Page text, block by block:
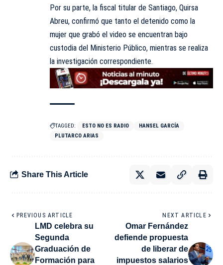
Por su parte, la fiscal titular de Santiago, Quirsa
Abreu, confirmó que tanto el detenido como la
mujer que grabó el video se encuentran bajo
custodia del Ministerio Público, mientras se realiza
la investigación correspondiente.
TAGGED: ESTO NO ES RADIO
HANSEL GARCÍA
PLUTARCO ARIAS
Share This Article
PREVIOUS ARTICLE
LMD celebra su
Segunda
Graduación de
Formación para
NEXT ARTICLE
Omar Fernández
defiende propuesta
de liberar de
impuestos salarios